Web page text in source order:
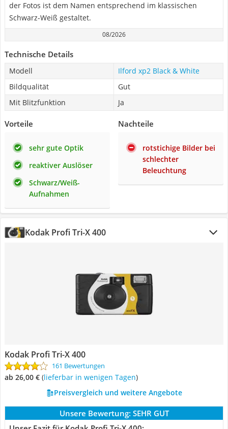
der Fotos ist dem Namen entsprechend im klassischen
Schwarz-Weiß gestaltet.
08/2026
Technische Details
Modell
Ilford xp2 Black & White
Bildqualität
Gut
Mit Blitzfunktion
Ja
Vorteile
sehr gute Optik
reaktiver Auslöser
Schwarz/Weiß-
Aufnahmen
Nachteile
rotstichige Bilder bei
schlechter
Beleuchtung
Kodak Profi Tri-X 400
Kodak Profi Tri-X 400
161 Bewertungen
ab 26,00 € ( Lieferbar in wenigen Tagen)
Preisvergleich und weitere Angebote
Unsere Bewertung: SEHR GUT